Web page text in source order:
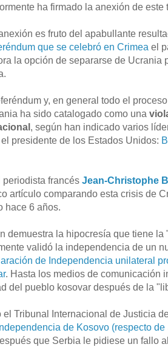
ha firmado la anexión de este
es fruto del apabullante
que se celebró en Crimea el
la opción de separarse de Ucrania
y, en general todo el
ha sido catalogado como una
, según han indicado varios
presidente de los Estados Unidos:
periodista francés Jean-Christophe
artículo comparando esta crisis de
hace 6 años.
demuestra la hipocresía que tiene
validó la independencia de un
de Independencia unilateral
. Hasta los medios de comunicación
del pueblo kosovar después de la
el Tribunal Internacional de Justicia
de Kosovo (respecto
que Serbia le pidiese un fallo